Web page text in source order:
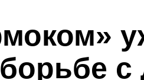
с